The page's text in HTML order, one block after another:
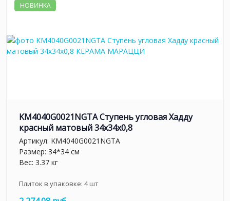
НОВИНКА
KM4040G0021NGTA Ступень угловая Хадду
красный матовый 34x34x0,8
Артикул: KM4040G0021NGTA
Размер: 34*34 см
Вес: 3.37 кг
Плиток в упаковке: 4шт